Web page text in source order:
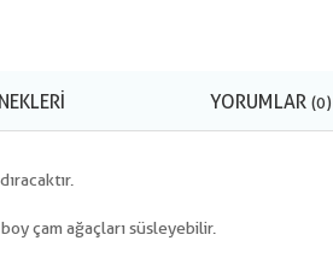
YORUMLAR (0)
çam ağaçları süsleyebilir.